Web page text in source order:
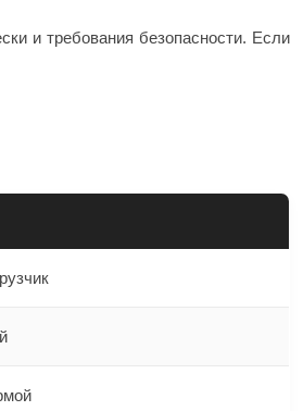
и требования безопасности. Если